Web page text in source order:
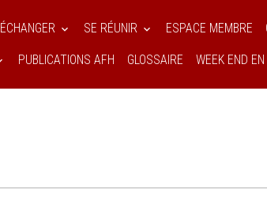
ÉCHANGER SE RÉUNIR ESPACE MEMBRE
PUBLICATIONS AFH GLOSSAIRE WEEK END